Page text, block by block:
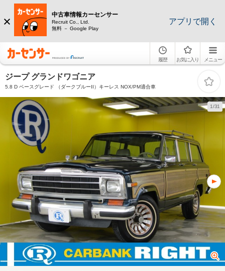
中古車情報カーセンサー
Recruit Co., Ltd.
無料 － Google Play
アプリで開く
履歴 お気に入り メニュー
ジープ グランドワゴニア
5.8 D ベースグレード （ダークブルーII）キーレス NOX/PM適合車
1/31